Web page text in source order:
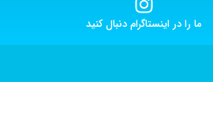
ما را در اینستاگرام دنبال کنید